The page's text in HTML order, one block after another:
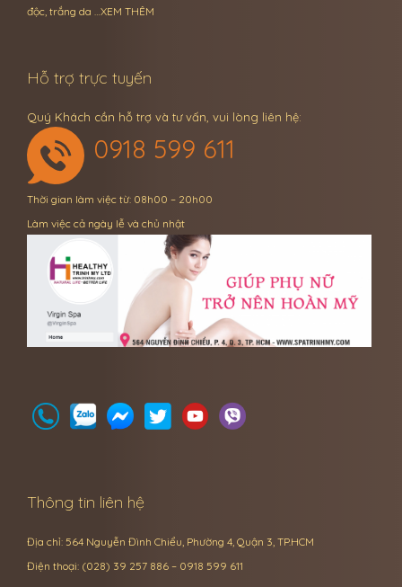
độc, trắng da …XEM THÊM
Hỗ trợ trực tuyến
Quý Khách cần hỗ trợ và tư vấn, vui lòng liên hệ:
0918 599 611
Thời gian làm việc từ: 08h00 – 20h00
Làm việc cả ngày lễ và chủ nhật
Thông tin liên hệ
Địa chỉ: 564 Nguyễn Đình Chiểu, Phường 4, Quận 3, TP.HCM
Điện thoại: (028) 39 257 886 – 0918 599 611